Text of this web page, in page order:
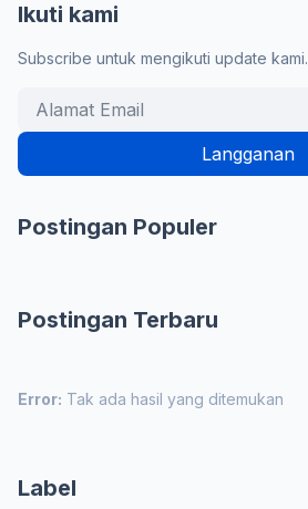
Ikuti kami
Subscribe untuk mengikuti update kami.
Postingan Populer
Postingan Terbaru
Error: Tak ada hasil yang ditemukan
Label